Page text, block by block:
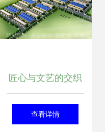
匠心与文艺的交织
——郑州工厂设计
查看详情